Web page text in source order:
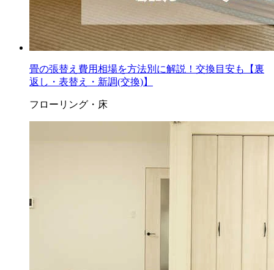
畳の張替え費用相場を方法別に解説！交換目安も【裏
返し・表替え・新調(交換)】
フローリング・床